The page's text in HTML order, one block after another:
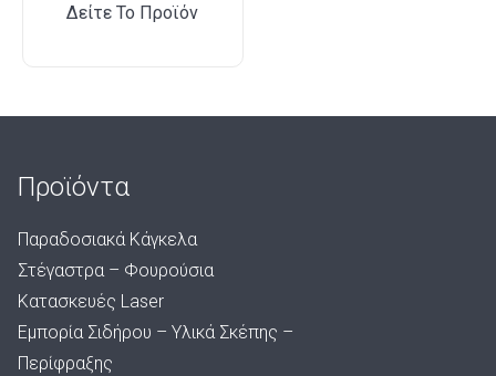
Δείτε Το Προϊόν
Προϊόντα
Παραδοσιακά Κάγκελα
Στέγαστρα – Φουρούσια
Κατασκευές Laser
Εμπορία Σιδήρου – Υλικά Σκέπης –
Περίφραξης